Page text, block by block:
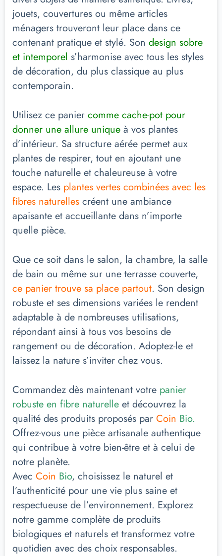
jouets, couvertures ou même articles
ménagers trouveront leur place dans ce
contenant pratique et stylé. Son design sobre
et intemporel s’harmonise avec tous les styles
de décoration, du plus classique au plus
contemporain.
Utilisez ce panier comme cache-pot pour
donner une allure unique à vos plantes
d’intérieur. Sa structure aérée permet aux
plantes de respirer, tout en ajoutant une
touche naturelle et chaleureuse à votre
espace. Les plantes vertes combinées avec les
fibres naturelles créent une ambiance
apaisante et accueillante dans n’importe
quelle pièce.
Que ce soit dans le salon, la chambre, la salle
de bain ou même sur une terrasse couverte,
ce panier trouve sa place partout. Son design
robuste et ses dimensions variées le rendent
adaptable à de nombreuses utilisations,
répondant ainsi à tous vos besoins de
rangement ou de décoration. Adoptez-le et
laissez la nature s’inviter chez vous.
Commandez dès maintenant votre panier
robuste en fibre naturelle et découvrez la
qualité des produits proposés par Coin Bio.
Offrez-vous une pièce artisanale authentique
qui contribue à votre bien-être et à celui de
notre planète.
Avec Coin Bio, choisissez le naturel et
l’authenticité pour une vie plus saine et
respectueuse de l’environnement. Explorez
notre gamme complète de produits
biologiques et naturels et transformez votre
quotidien avec des choix responsables.